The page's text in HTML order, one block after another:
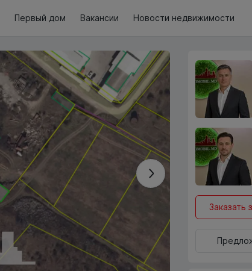
Заказать
Первый дом Вакансии Новости недвижимости